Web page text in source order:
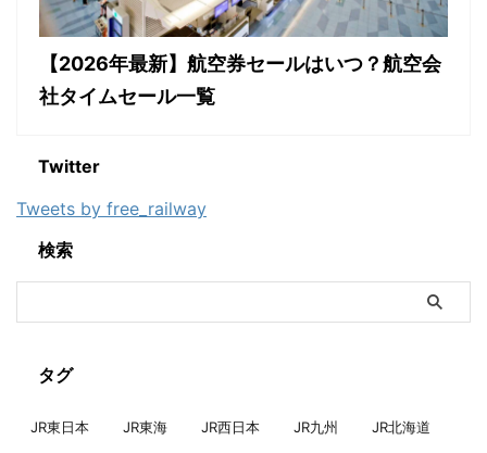
【2026年最新】航空券セールはいつ？航空会
社タイムセール一覧
Twitter
Tweets by free_railway
検索
タグ
JR東日本 JR東海 JR西日本 JR九州 JR北海道